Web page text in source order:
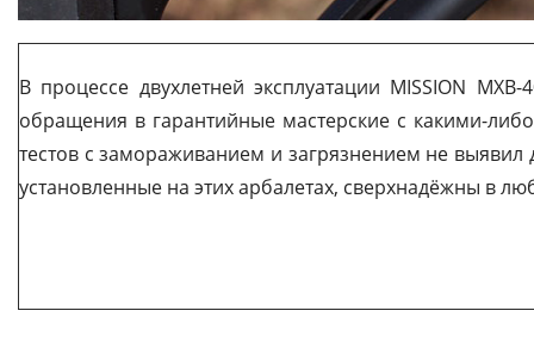
В процессе двухлетней эксплуатации MISSION
обращения в гарантийные мастерские с какими-
тестов с замораживанием и загрязнением не
установленные на этих арбалетах, сверхнадёжны в